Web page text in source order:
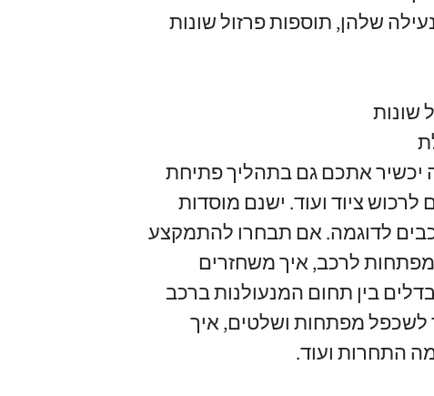
שלהן, תוספות פרזול שונות
שונות
יכשיר אתכם גם בתהליך פתיחת
ציוד ועוד. ישנם מוסדות
לדוגמה.אם תבחרו להתמקצע
לרכב,איך משחזרים
בין תחום המנעולנות ברכב
לשכפל מפתחות ושלטים,איך
התחרות ועוד.